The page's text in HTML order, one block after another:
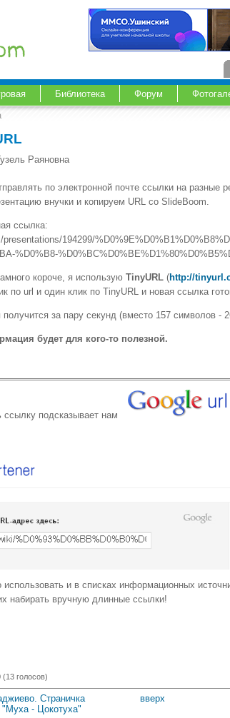
Библиотека Форум
Раяновна
по электронной почте ссылки на
внучки и копируем URL со SlideBoom.
ссылка:
presentations/194299/
%D0%B8-
короче, я использую TinyURL(http://
по url и один клик по TinyURL и новая ссылка
за пару секунд (вместо 157 символов -
будет для кого-то полезной.
ссылку подсказывает нам
и в списках информационных
набирать вручную длинные ссылки!
(13голосов)
Страничка
"Муха - Цокотуха"
вверх